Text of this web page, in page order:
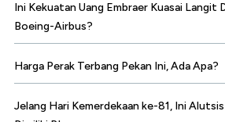
Ini Kekuatan Uang Embraer Kuasai Langit
Boeing-Airbus?
Harga Perak Terbang Pekan Ini, Ada Apa?
Jelang Hari Kemerdekaan ke-81, Ini